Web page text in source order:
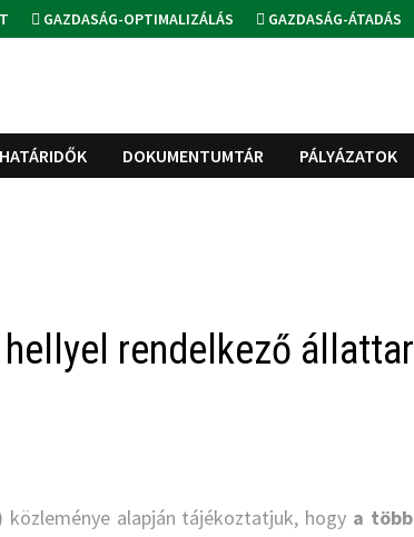
GAZDASÁG-OPTIMALIZÁLÁS GAZDASÁG-ÁTADÁS
HATÁRIDŐK DOKUMENTUMTÁR PÁLYÁZATOK
rendelkező
alapján tájékoztatjuk, hogy a